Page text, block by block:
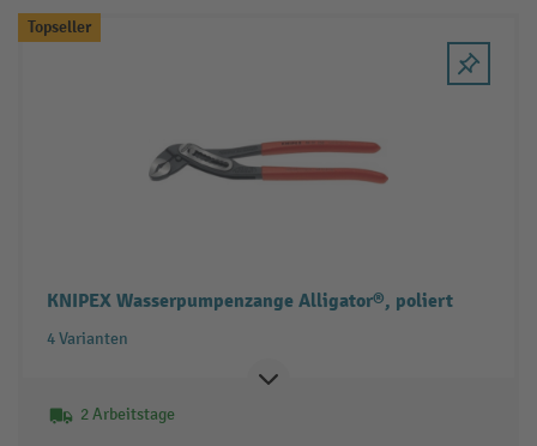
Topseller
KNIPEX Wasserpumpenzange Alligator®, poliert
4 Varianten
2 Arbeitstage